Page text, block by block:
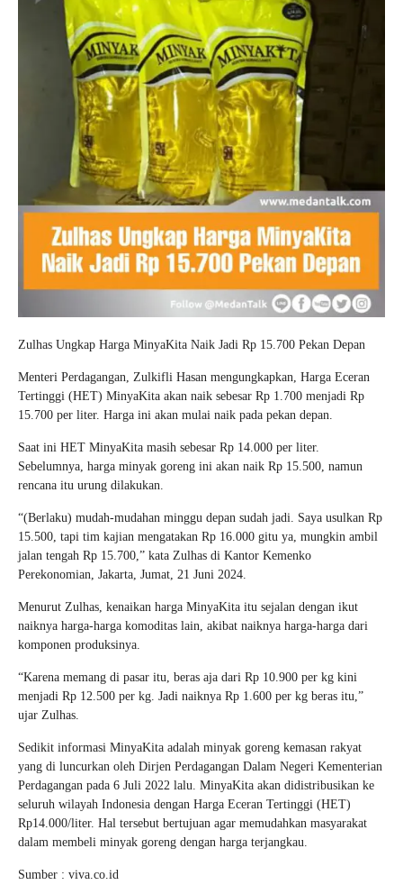
Zulhas Ungkap Harga MinyaKita Naik Jadi Rp 15.700 Pekan Depan
Menteri Perdagangan, Zulkifli Hasan mengungkapkan, Harga Eceran
Tertinggi (HET) MinyaKita akan naik sebesar Rp 1.700 menjadi Rp
15.700 per liter. Harga ini akan mulai naik pada pekan depan.
Saat ini HET MinyaKita masih sebesar Rp 14.000 per liter.
Sebelumnya, harga minyak goreng ini akan naik Rp 15.500, namun
rencana itu urung dilakukan.
“(Berlaku) mudah-mudahan minggu depan sudah jadi. Saya usulkan Rp
15.500, tapi tim kajian mengatakan Rp 16.000 gitu ya, mungkin ambil
jalan tengah Rp 15.700,” kata Zulhas di Kantor Kemenko
Perekonomian, Jakarta, Jumat, 21 Juni 2024.
Menurut Zulhas, kenaikan harga MinyaKita itu sejalan dengan ikut
naiknya harga-harga komoditas lain, akibat naiknya harga-harga dari
komponen produksinya.
“Karena memang di pasar itu, beras aja dari Rp 10.900 per kg kini
menjadi Rp 12.500 per kg. Jadi naiknya Rp 1.600 per kg beras itu,”
ujar Zulhas.
Sedikit informasi MinyaKita adalah minyak goreng kemasan rakyat
yang di luncurkan oleh Dirjen Perdagangan Dalam Negeri Kementerian
Perdagangan pada 6 Juli 2022 lalu. MinyaKita akan didistribusikan ke
seluruh wilayah Indonesia dengan Harga Eceran Tertinggi (HET)
Rp14.000/liter. Hal tersebut bertujuan agar memudahkan masyarakat
dalam membeli minyak goreng dengan harga terjangkau.
Sumber : viva.co.id